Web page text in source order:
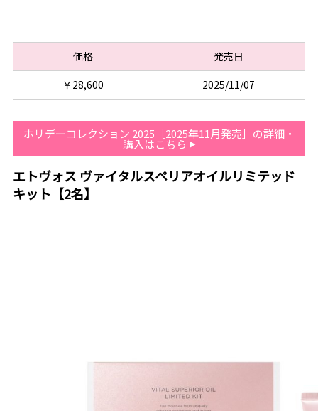
価格
発売日
￥28,600
2025/11/07
ホリデーコレクション 2025［2025年11月発売］の詳細・
購入はこちら
エトヴォス ヴァイタルスペリアオイルリミテッド
キット【2名】